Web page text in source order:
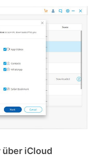
iCloud